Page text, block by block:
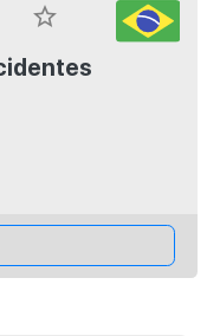
star_border